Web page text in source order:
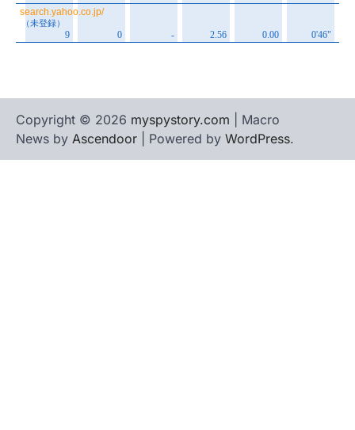
Copyright © 2026 myspystory.com | Macro
News by Ascendoor | Powered by WordPress.